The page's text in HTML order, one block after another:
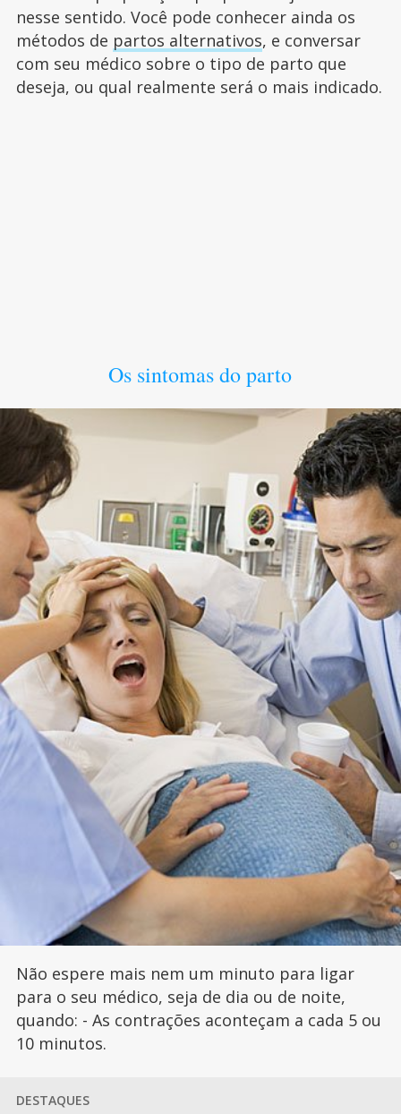
nesse sentido. Você pode conhecer ainda os
métodos de partos alternativos, e conversar
com seu médico sobre o tipo de parto que
deseja, ou qual realmente será o mais indicado.
Os sintomas do parto
Não espere mais nem um minuto para ligar
para o seu médico, seja de dia ou de noite,
quando: - As contrações aconteçam a cada 5 ou
10 minutos.
DESTAQUES